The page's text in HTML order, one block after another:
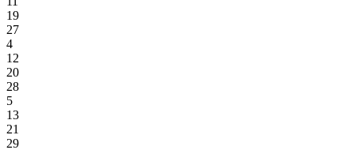
19
27
4
12
20
28
5
13
21
29